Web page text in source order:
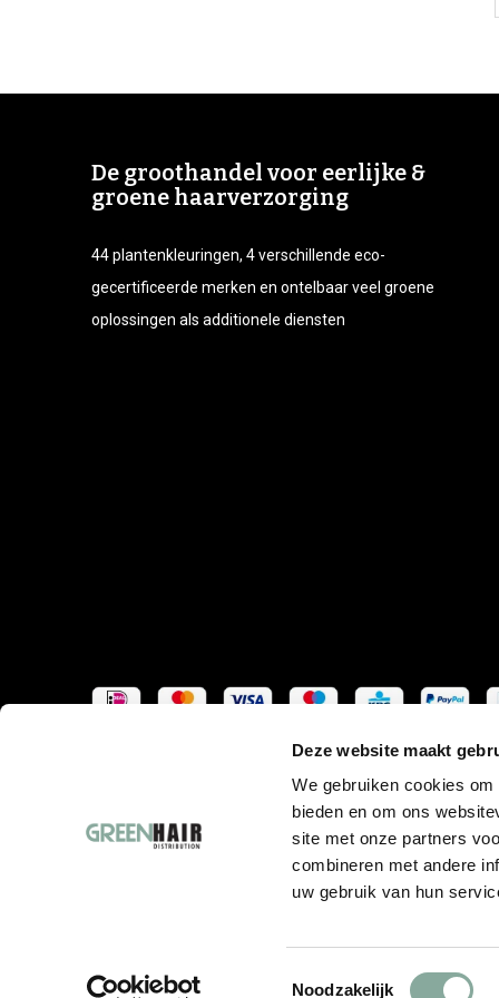
Deze website maakt
We gebruiken cookies
bieden en om ons
site met onze partners
combineren met andere
uw gebruik van hun
Toestemmingsselectie
Noodzakelijk
De groothandel voor eerlijke &
groene haarverzorging
44 plantenkleuringen, 4 verschillende eco-
gecertificeerde merken en ontelbaar veel groene
oplossingen als additionele diensten